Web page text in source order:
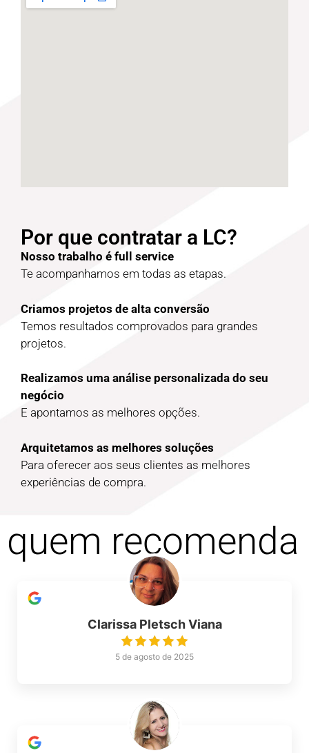
Por que contratar a LC?
Nosso trabalho é full service
Te acompanhamos em todas as etapas.
Criamos projetos de alta conversão
Temos resultados comprovados para grandes
projetos.
Realizamos uma análise personalizada do seu
negócio
E apontamos as melhores opções.
Arquitetamos as melhores soluções
Para oferecer aos seus clientes as melhores
experiências de compra.
quem recomenda
Clarissa Pletsch Viana
5 de agosto de 2025